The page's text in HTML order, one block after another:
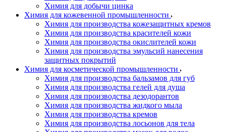
Химия для добычи цинка
Химия для кожевенной промышленности
Химия для производства кожезащитных кремов
Химия для производства красителей кожи
Химия для производства окислителей кожи
Химия для производства эмульсий нанесения
защитных покрытий
Химия для косметической промышленности
Химия для производства бальзамов для губ
Химия для производства гелей для душа
Химия для производства дезодорантов
Химия для производства жидкого мыла
Химия для производства кремов
Химия для производства лосьонов для тела